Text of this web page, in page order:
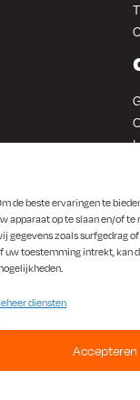
de beste ervaringen te
apparaat op te slaan en/of
gegevens zoals surfgedrag
uw toestemming intrekt, kan
diensten
Accepteren
42